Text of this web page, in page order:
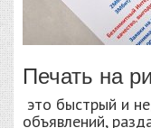
Печать на
это быстрый и
объявлений,